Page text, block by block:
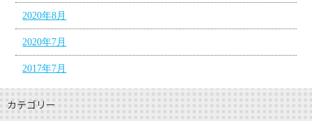
2020年8月
2020年7月
2017年7月
カテゴリー